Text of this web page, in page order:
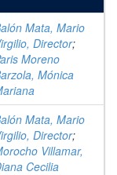
Mata, Mario
Director;
Moreno
Mónica
Mata, Mario
Director;
Villamar,
Cecilia